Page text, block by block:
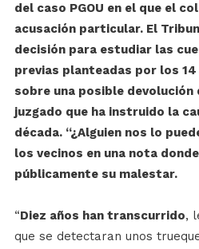
del caso PGOU en el que el
acusación particular. El
decisión para estudiar las
previas planteadas por los
sobre una posible devolución
juzgado que ha instruido la
década. “¿Alguien nos lo
los vecinos en una nota
públicamente su malestar.
“Diez años han transcurrido,
que se detectaran unos